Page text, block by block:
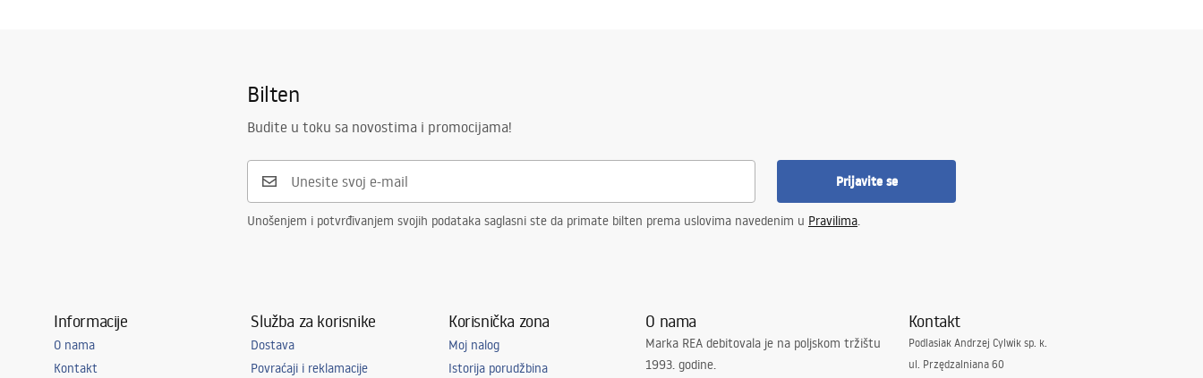
Bilten
Budite u toku sa novostima i promocijama!
Prijavite se
Unošenjem i potvrđivanjem svojih podataka saglasni ste da primate bilten prema uslovima navedenim u Pravilima.
Informacije
O nama
Kontakt
Služba za korisnike
Dostava
Povraćaji i reklamacije
Korisnička zona
Moj nalog
Istorija porudžbina
O nama
Marka REA debitovala je na poljskom tržištu
1993. godine.
Kontakt
Podlasiak Andrzej Cylwik sp. k.
ul. Przędzalniana 60